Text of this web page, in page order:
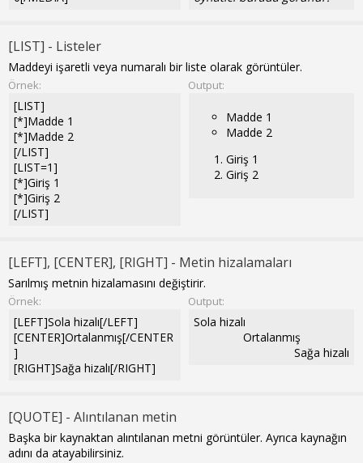
[LIST] - Listeler
Maddeyi işaretli veya numaralı bir liste olarak görüntüler.
Örnek:
[LIST]
[*]Madde 1
[*]Madde 2
[/LIST]
[LIST=1]
[*]Giriş 1
[*]Giriş 2
[/LIST]
Output:
Madde 1
Madde 2
Giriş 1
Giriş 2
[LEFT], [CENTER], [RIGHT] - Metin hizalamaları
Sarılmış metnin hizalamasını değiştirir.
Örnek:
[LEFT]Sola hizalı[/LEFT]
[CENTER]Ortalanmış[/CENTER
]
[RIGHT]Sağa hizalı[/RIGHT]
Output:
Sola hizalı​
Ortalanmış​
Sağa hizalı​
[QUOTE] - Alıntılanan metin
Başka bir kaynaktan alıntılanan metni görüntüler. Ayrıca kaynağın
adını da atayabilirsiniz.